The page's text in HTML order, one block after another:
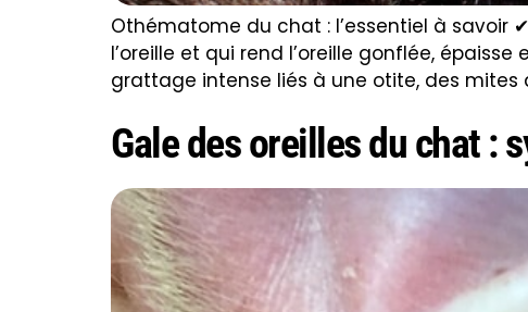
Othématome du chat : l’essentiel à savoir
l’oreille et qui rend l’oreille gonflée,
grattage intense liés à une otite, des mites
Gale des oreilles du chat :